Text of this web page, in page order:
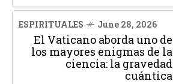
ESPIRITUALES June 28, 2026
El Vaticano aborda uno de
los mayores enigmas de la
ciencia: la gravedad
cuántica